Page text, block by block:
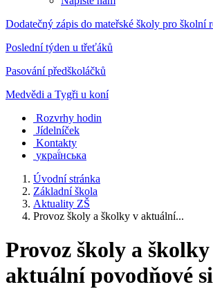
Dodatečný zápis do mateřské školy pro školní
Poslední týden u třeťáků
Pasování předškoláčků
Medvědi a Tygři u koní
Rozvrhy hodin
Jídelníček
Kontakty
украї́нська
Úvodní stránka
Základní škola
Aktuality ZŠ
Provoz školy a školky v aktuální...
Provoz školy a
aktuální povodňové